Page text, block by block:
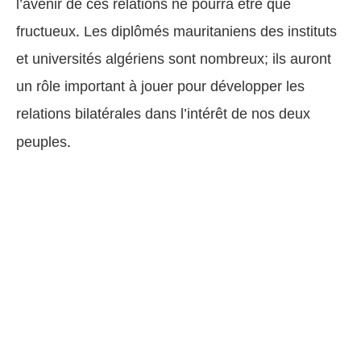
fructueux. Les diplômés mauritaniens des instituts
et universités algériens sont nombreux; ils auront
un rôle important à jouer pour développer les
relations bilatérales dans l’intérêt de nos deux
peuples.